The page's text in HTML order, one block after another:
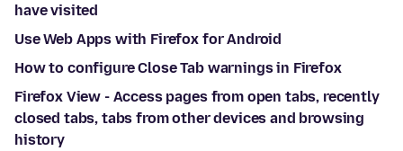
have visited
Use Web Apps with Firefox for Android
How to configure Close Tab warnings in Firefox
Firefox View - Access pages from open tabs, recently
closed tabs, tabs from other devices and browsing
history